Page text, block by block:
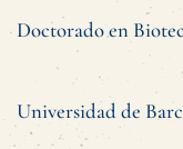
Doctorado en
Universidad de